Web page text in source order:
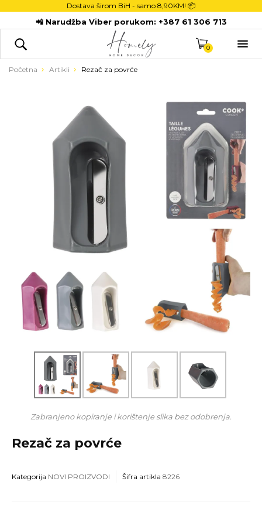
Dostava širom BiH - samo 8,90KM! 📦
📲 Narudžba Viber porukom: +387 61 306 713
0 
POČETNA
DEKORACIJE
KUHINJA
TEKSTIL
ODLAGANJE
NOVI PROIZVODI
Početna Artikli Rezač za povrće
Zabranjeno kopiranje i korištenje slika bez odobrenja.
Rezač za povrće
Kategorija NOVI PROIZVODI Šifra artikla 8226